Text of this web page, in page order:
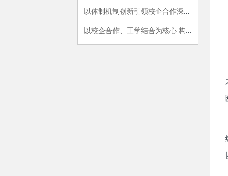
以体制机制创新引领校企合作深入发展
以校企合作、工学结合为核心 构建现代职业教育的教学环境